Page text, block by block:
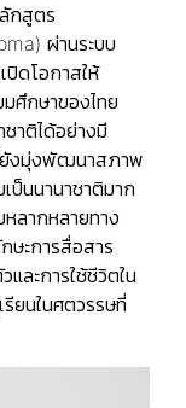
กสูตร
ผ่านระบบ
ปิดโอกาสให้
ศึกษาของไทย
าติได้อย่างมี
ยังมุ่งพัฒนาสภาพ
ป็นนานาชาติมาก
หลากหลายทาง
ษะการสื่อสาร
ละการใช้ชีวิตใน
ยนในศตวรรษที่